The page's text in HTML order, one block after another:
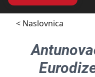
< Naslovnica